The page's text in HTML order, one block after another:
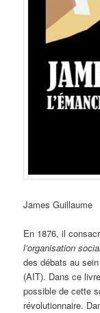
James Guillaume
En 1876, il
l’organisation
des débats au
(AIT). Dans ce
possible de cette
révolutionnaire.